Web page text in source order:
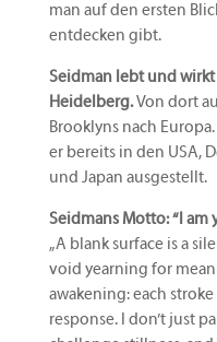
man auf den ersten
entdecken gibt.
Seidman lebt und
Heidelberg.Von dort
Brooklyns nach
er bereits in den USA,
und Japan ausgestellt.
Seidmans Motto: “I
„A blank surface is a
void yearning for
awakening: each
response. I don’t just